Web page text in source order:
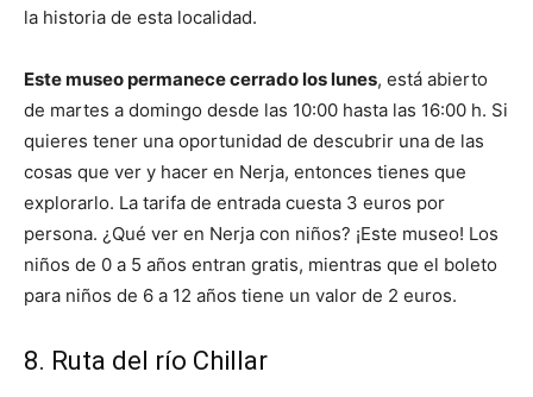
la historia de esta localidad.
Este museo permanece cerrado los lunes, está abierto
de martes a domingo desde las 10:00 hasta las 16:00 h. Si
quieres tener una oportunidad de descubrir una de las
cosas que ver y hacer en Nerja, entonces tienes que
explorarlo. La tarifa de entrada cuesta 3 euros por
persona. ¿Qué ver en Nerja con niños? ¡Este museo! Los
niños de 0 a 5 años entran gratis, mientras que el boleto
para niños de 6 a 12 años tiene un valor de 2 euros.
8. Ruta del río Chillar